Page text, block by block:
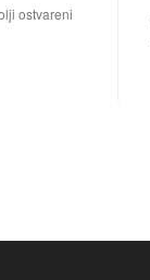
ostvareni